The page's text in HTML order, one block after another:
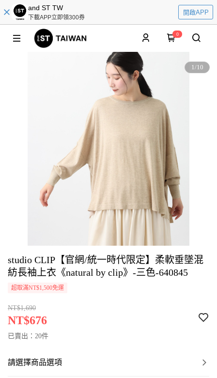
and ST TW
下載APP立即領300券
開啟APP
0
1/10
studio CLIP【官網/統一時代限定】柔軟垂墜混
紡長袖上衣《natural by clip》-三色-640845
超取滿NT$1,500免運
NT$1,690
NT$676
已賣出：20件
請選擇商品選項